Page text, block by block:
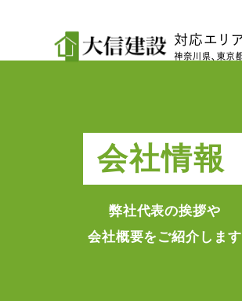
会社情報
弊社代表の挨拶や
会社概要をご紹介します